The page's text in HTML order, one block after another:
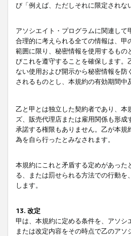
び「例えば、ただしそれに限定されな
アソシエイト・プログラムに関連し
合理的に考えられる全ての情報は、甲
範囲に限り、秘密情報を使用するも
びこれを遵守することを確保します
ない使用および開示から秘密情報を
されるものとし、本規約の有効期間中
乙と甲とは独立した契約者であり、
ズ、販売代理店または雇用関係も形
承諾する権限もありません。乙が本
為を自ら行ったとみなされます。
本規約にこれと矛盾する定めがあっ
る、または罰せられる方法での行動
します。
13. 改定
甲は、本規約に定める条件を、アソ
または改定内容をその時点で乙のア